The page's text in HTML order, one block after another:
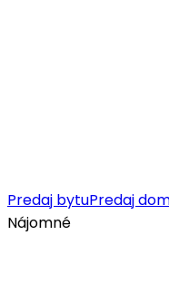
Predaj bytuPredaj
Nájomné